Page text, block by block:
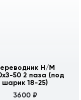
Н/М
50 2 паза (под
шарик 18-25)
3600 ₽